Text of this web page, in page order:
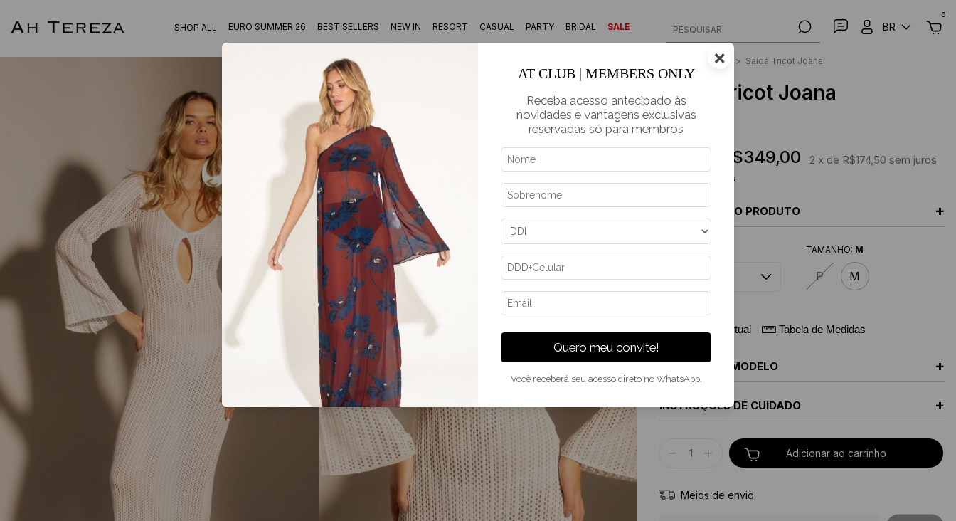
SHOP ALL EURO SUMMER 26 BEST SELLERS NEW IN RESORT CASUAL PARTY BRIDAL SALE PESQUISAR BR
0
Vestido > Saída Tricot Joana
Saída Tricot Joana
Resort
R$349,00 2 x de R$174,50 sem juros
Ver mais detalhes
DESCRIÇÃO DO PRODUTO +
TAMANHO: M
P M
Provador Virtual Tabela de Medidas
MEDIDAS DA MODELO +
INSTRUÇÕES DE CUIDADO +
Meios de envio
×
AT CLUB | MEMBERS ONLY
Receba acesso antecipado às
novidades e vantagens exclusivas
reservadas só para membros
Quero meu convite!
Você receberá seu acesso direto no WhatsApp.